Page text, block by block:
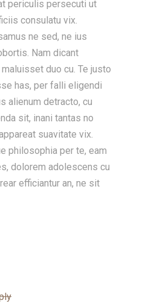
periculis persecuti ut
consulatu vix.
ne sed, ne ius
Nam dicant
duo cu. Te justo
has, per falli eligendi
alienum detracto, cu
sit, inani tantas no
suavitate vix.
philosophia per te, eam
dolorem adolescens cu
efficiantur an, ne sit